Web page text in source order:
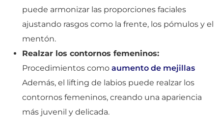
puede armonizar las proporciones faciales
ajustando rasgos como la frente, los pómulos y el
mentón.
Realzar los contornos femeninos:
Procedimientos como aumento de mejillas
Además, el lifting de labios puede realzar los
contornos femeninos, creando una apariencia
más juvenil y delicada.